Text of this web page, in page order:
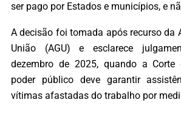
ser pago por Estados e municípios, e
A decisão foi tomada após recurso da
União (AGU) e esclarece
dezembro de 2025, quando a Corte
poder público deve garantir
vítimas afastadas do trabalho por